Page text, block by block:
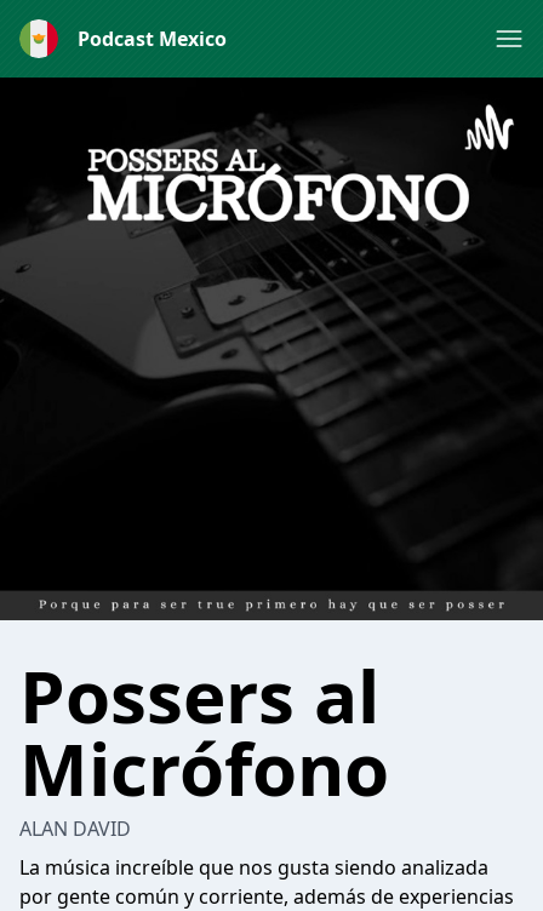
Podcast Mexico
Possers al
Micrófono
ALAN DAVID
La música increíble que nos gusta siendo analizada
por gente común y corriente, además de experiencias